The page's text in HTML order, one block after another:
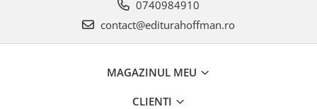
0740984910
contact@editurahoffman.ro
MAGAZINUL MEU
CLIENTI